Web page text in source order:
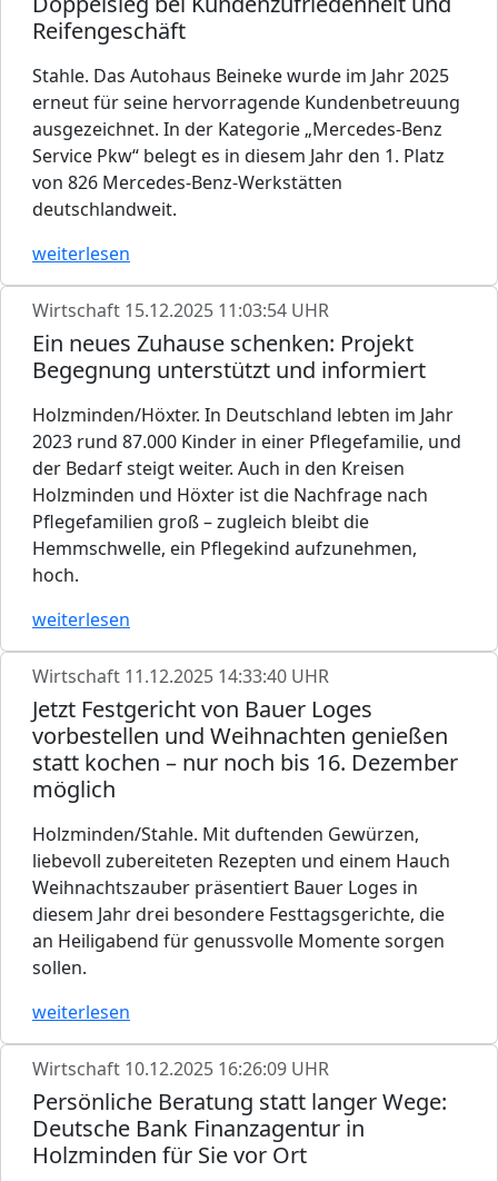
Reifengeschäft
Stahle. Das Autohaus Beineke wurde im Jahr 2025
erneut für seine hervorragende Kundenbetreuung
ausgezeichnet. In der Kategorie „Mercedes-Benz
Service Pkw“ belegt es in diesem Jahr den 1. Platz
von 826 Mercedes-Benz-Werkstätten
deutschlandweit.
weiterlesen
Wirtschaft 15.12.2025 11:03:54 UHR
Ein neues Zuhause schenken: Projekt
Begegnung unterstützt und informiert
Holzminden/Höxter. In Deutschland lebten im Jahr
2023 rund 87.000 Kinder in einer Pflegefamilie, und
der Bedarf steigt weiter. Auch in den Kreisen
Holzminden und Höxter ist die Nachfrage nach
Pflegefamilien groß – zugleich bleibt die
Hemmschwelle, ein Pflegekind aufzunehmen,
hoch.
weiterlesen
Wirtschaft 11.12.2025 14:33:40 UHR
Jetzt Festgericht von Bauer Loges
vorbestellen und Weihnachten genießen
statt kochen – nur noch bis 16. Dezember
möglich
Holzminden/Stahle. Mit duftenden Gewürzen,
liebevoll zubereiteten Rezepten und einem Hauch
Weihnachtszauber präsentiert Bauer Loges in
diesem Jahr drei besondere Festtagsgerichte, die
an Heiligabend für genussvolle Momente sorgen
sollen.
weiterlesen
Wirtschaft 10.12.2025 16:26:09 UHR
Persönliche Beratung statt langer Wege:
Deutsche Bank Finanzagentur in
Holzminden für Sie vor Ort